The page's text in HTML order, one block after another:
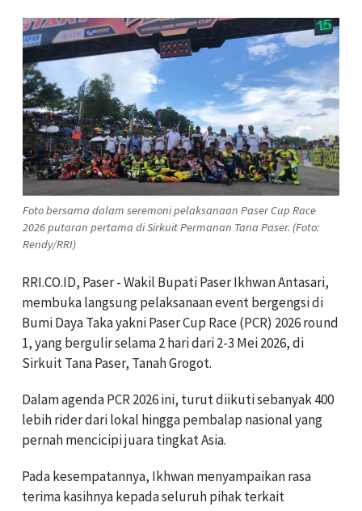
Foto bersama dalam seremoni pelaksanaan Paser Cup Race
2026 putaran pertama di Sirkuit Permanan Tana Paser. (Foto:
Rendy/RRI)
RRI.CO.ID, Paser - Wakil Bupati Paser Ikhwan Antasari,
membuka langsung pelaksanaan event bergengsi di
Bumi Daya Taka yakni Paser Cup Race (PCR) 2026 round
1, yang bergulir selama 2 hari dari 2-3 Mei 2026, di
Sirkuit Tana Paser, Tanah Grogot.
Dalam agenda PCR 2026 ini, turut diikuti sebanyak 400
lebih rider dari lokal hingga pembalap nasional yang
pernah mencicipi juara tingkat Asia.
Pada kesempatannya, Ikhwan menyampaikan rasa
terima kasihnya kepada seluruh pihak terkait